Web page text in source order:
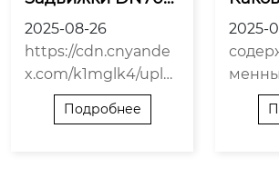
успешно поставл
ены FX FLOW
2025-08-26
https://cdn.cnyande
x.com/k1mglk4/uplo
ads/DN700闸阀.mp4
Подробнее
и в
3/4
2025-
и их
ение